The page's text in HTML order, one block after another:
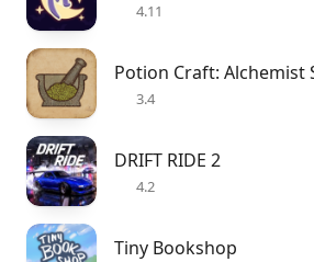
4.11
Potion Craft: Alchemist
3.4
DRIFT RIDE 2
4.2
Tiny Bookshop